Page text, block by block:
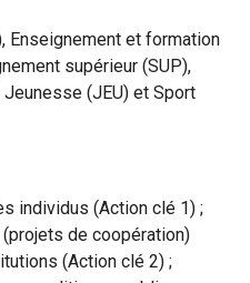
Enseignement et formation
supérieur (SUP),
(JEU) et Sport
individus (Action clé 1) ;
de coopération)
(Action clé 2) ;